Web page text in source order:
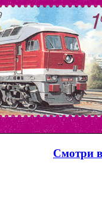
Смотри